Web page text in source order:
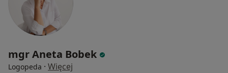
mgr Aneta Bobek
Logopeda · Więcej